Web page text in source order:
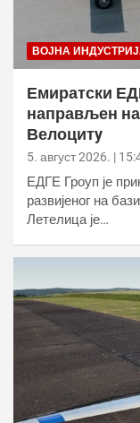
ВОЈНА
Емиратски
направљен
Велоцитy
5. август 2026. |
ЕДГЕ Гроуп је
развијеног на
Летелица је…